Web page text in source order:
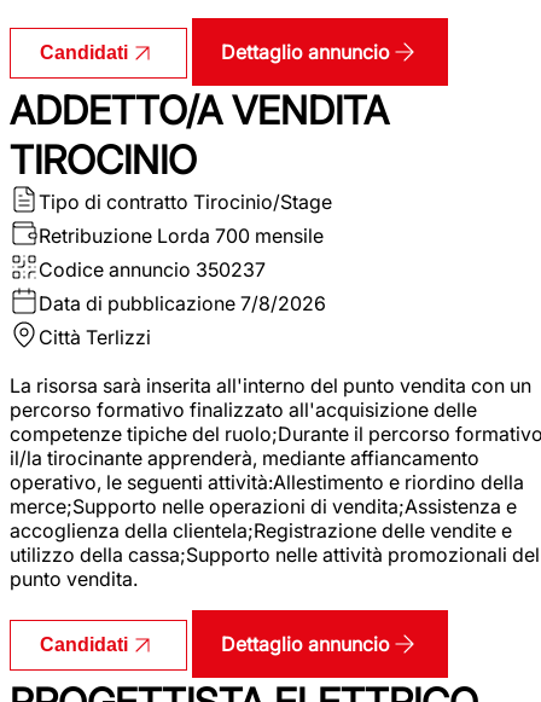
Candidati Dettaglio annuncio
ADDETTO/A VENDITA
TIROCINIO
Tipo di contratto Tirocinio/Stage
Retribuzione Lorda 700 mensile
Codice annuncio 350237
Data di pubblicazione 7/8/2026
Città Terlizzi
La risorsa sarà inserita all'interno del punto vendita con un
percorso formativo finalizzato all'acquisizione delle
competenze tipiche del ruolo;Durante il percorso
il/la tirocinante apprenderà, mediante affiancamento
operativo, le seguenti attività:Allestimento e riordino della
merce;Supporto nelle operazioni di vendita;Assistenza e
accoglienza della clientela;Registrazione delle vendite e
utilizzo della cassa;Supporto nelle attività promozionali del
punto vendita.
Candidati Dettaglio annuncio